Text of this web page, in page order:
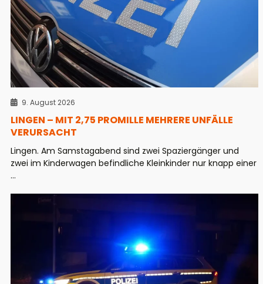
9. August 2026
LINGEN – MIT 2,75 PROMILLE MEHRERE UNFÄLLE
VERURSACHT
Lingen. Am Samstagabend sind zwei Spaziergänger und
zwei im Kinderwagen befindliche Kleinkinder nur knapp einer
...